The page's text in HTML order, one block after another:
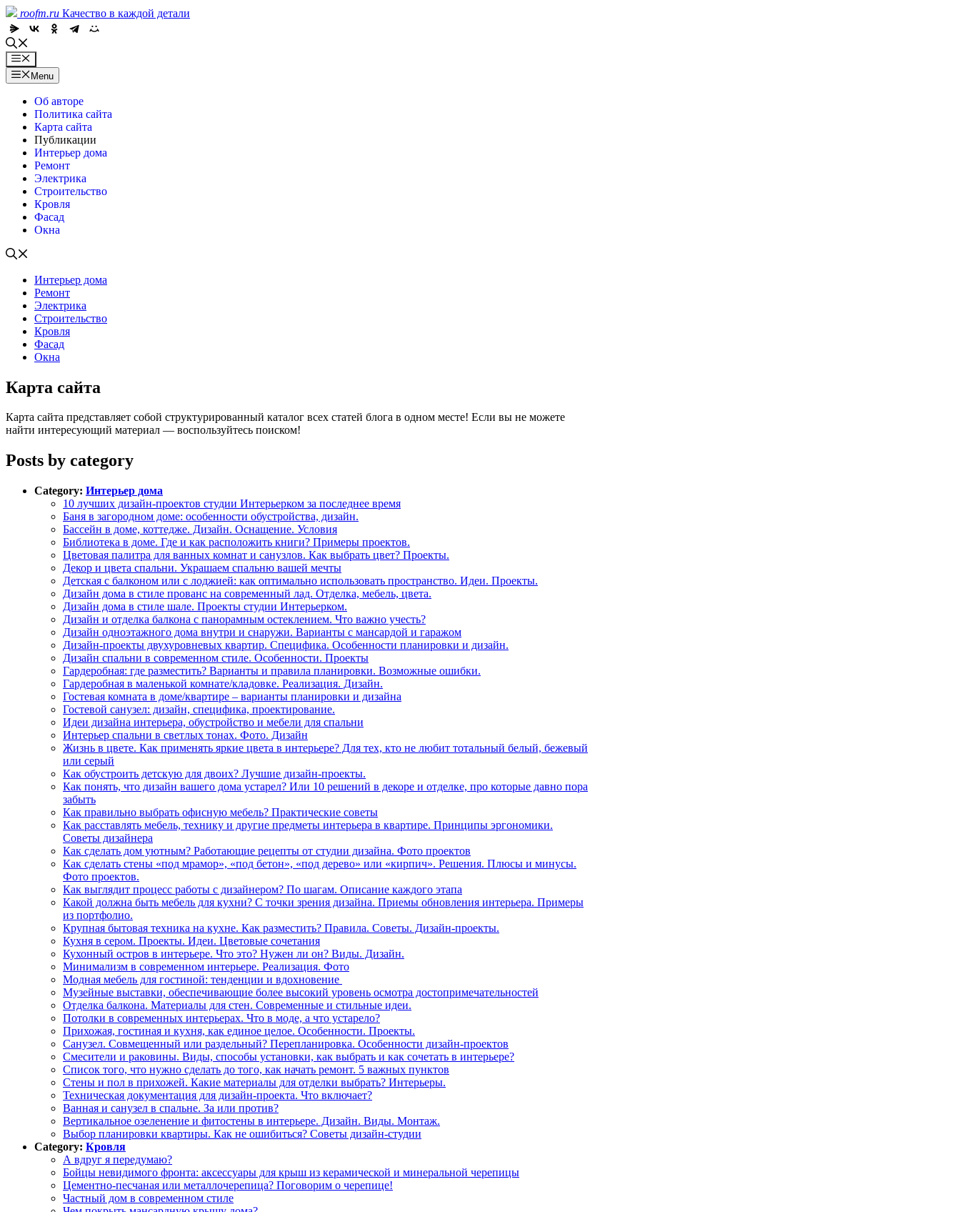
Skip
to
content
roofm.ru Качество в каждой детали
Menu
Menu
Об авторе
Политика сайта
Карта сайта
Публикации
Интерьер дома
Ремонт
Электрика
Строительство
Кровля
Фасад
Окна
Интерьер дома
Ремонт
Электрика
Строительство
Кровля
Фасад
Окна
Карта сайта
Карта сайта представляет собой структурированный каталог всех статей блога в одном месте! Если вы не можете
найти интересующий материал — воспользуйтесь поиском!
Posts by category
Category: Интерьер дома
10 лучших дизайн-проектов студии Интерьерком за последнее время
Баня в загородном доме: особенности обустройства, дизайн.
Бассейн в доме, коттедже. Дизайн. Оснащение. Условия
Библиотека в доме. Где и как расположить книги? Примеры проектов.
Цветовая палитра для ванных комнат и санузлов. Как выбрать цвет? Проекты.
Декор и цвета спальни. Украшаем спальню вашей мечты
Детская с балконом или с лоджией: как оптимально использовать пространство. Идеи. Проекты.
Дизайн дома в стиле прованс на современный лад. Отделка, мебель, цвета.
Дизайн дома в стиле шале. Проекты студии Интерьерком.
Дизайн и отделка балкона с панорамным остеклением. Что важно учесть?
Дизайн одноэтажного дома внутри и снаружи. Варианты с мансардой и гаражом
Дизайн-проекты двухуровневых квартир. Специфика. Особенности планировки и дизайн.
Дизайн спальни в современном стиле. Особенности. Проекты
Гардеробная: где разместить? Варианты и правила планировки. Возможные ошибки.
Гардеробная в маленькой комнате/кладовке. Реализация. Дизайн.
Гостевая комната в доме/квартире – варианты планировки и дизайна
Гостевой санузел: дизайн, специфика, проектирование.
Идеи дизайна интерьера, обустройство и мебели для спальни
Интерьер спальни в светлых тонах. Фото. Дизайн
Жизнь в цвете. Как применять яркие цвета в интерьере? Для тех, кто не любит тотальный белый, бежевый
или серый
Как обустроить детскую для двоих? Лучшие дизайн-проекты.
Как понять, что дизайн вашего дома устарел? Или 10 решений в декоре и отделке, про которые давно пора
забыть
Как правильно выбрать офисную мебель? Практические советы
Как расставлять мебель, технику и другие предметы интерьера в квартире. Принципы эргономики.
Советы дизайнера
Как сделать дом уютным? Работающие рецепты от студии дизайна. Фото проектов
Как сделать стены «под мрамор», «под бетон», «под дерево» или «кирпич». Решения. Плюсы и минусы.
Фото проектов.
Как выглядит процесс работы с дизайнером? По шагам. Описание каждого этапа
Какой должна быть мебель для кухни? С точки зрения дизайна. Приемы обновления интерьера. Примеры
из портфолио.
Крупная бытовая техника на кухне. Как разместить? Правила. Советы. Дизайн-проекты.
Кухня в сером. Проекты. Идеи. Цветовые сочетания
Кухонный остров в интерьере. Что это? Нужен ли он? Виды. Дизайн.
Минимализм в современном интерьере. Реализация. Фото
Модная мебель для гостиной: тенденции и вдохновение
Музейные выставки, обеспечивающие более высокий уровень осмотра достопримечательностей
Отделка балкона. Материалы для стен. Современные и стильные идеи.
Потолки в современных интерьерах. Что в моде, а что устарело?
Прихожая, гостиная и кухня, как единое целое. Особенности. Проекты.
Санузел. Совмещенный или раздельный? Перепланировка. Особенности дизайн-проектов
Смесители и раковины. Виды, способы установки, как выбрать и как сочетать в интерьере?
Список того, что нужно сделать до того, как начать ремонт. 5 важных пунктов
Стены и пол в прихожей. Какие материалы для отделки выбрать? Интерьеры.
Техническая документация для дизайн-проекта. Что включает?
Ванная и санузел в спальне. За или против?
Вертикальное озеленение и фитостены в интерьере. Дизайн. Виды. Монтаж.
Выбор планировки квартиры. Как не ошибиться? Советы дизайн-студии
Category: Кровля
А вдруг я передумаю?
Бойцы невидимого фронта: аксессуары для крыш из керамической и минеральной черепицы
Цементно-песчаная или металлочерепица? Поговорим о черепице!
Частный дом в современном стиле